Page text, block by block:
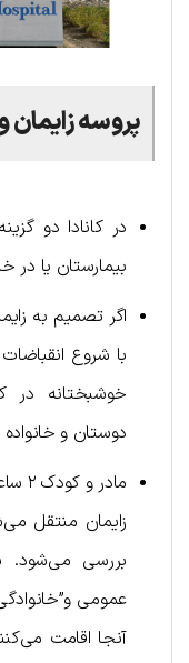
پروسه زایمان
در کانادا دو
بیمارستان یا در
اگر تصمیم به
با شروع
خوشبختانه در
دوستان و
زایمان منتقل
بررسی می‌شود.
عمومی
آنجا اقامت